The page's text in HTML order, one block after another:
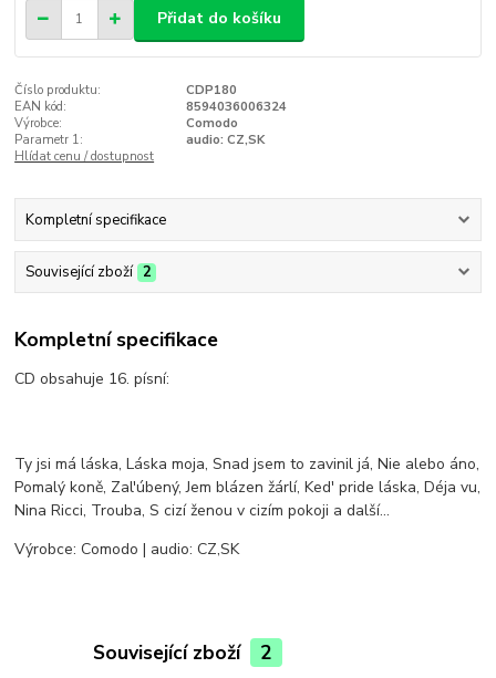
Přidat do košíku
Číslo produktu:
CDP180
EAN kód:
8594036006324
Výrobce:
Comodo
Parametr 1:
audio: CZ,SK
Hlídat cenu / dostupnost
Kompletní specifikace
Související zboží 2
Kompletní specifikace
CD obsahuje 16. písní:
Ty jsi má láska, Láska moja, Snad jsem to zavinil já, Nie alebo áno,
Pomalý koně, Zal'úbený, Jem blázen žárlí, Ked' pride láska, Déja vu,
Nina Ricci, Trouba, S cizí ženou v cizím pokoji a další...
Výrobce: Comodo | audio: CZ,SK
Související zboží 2